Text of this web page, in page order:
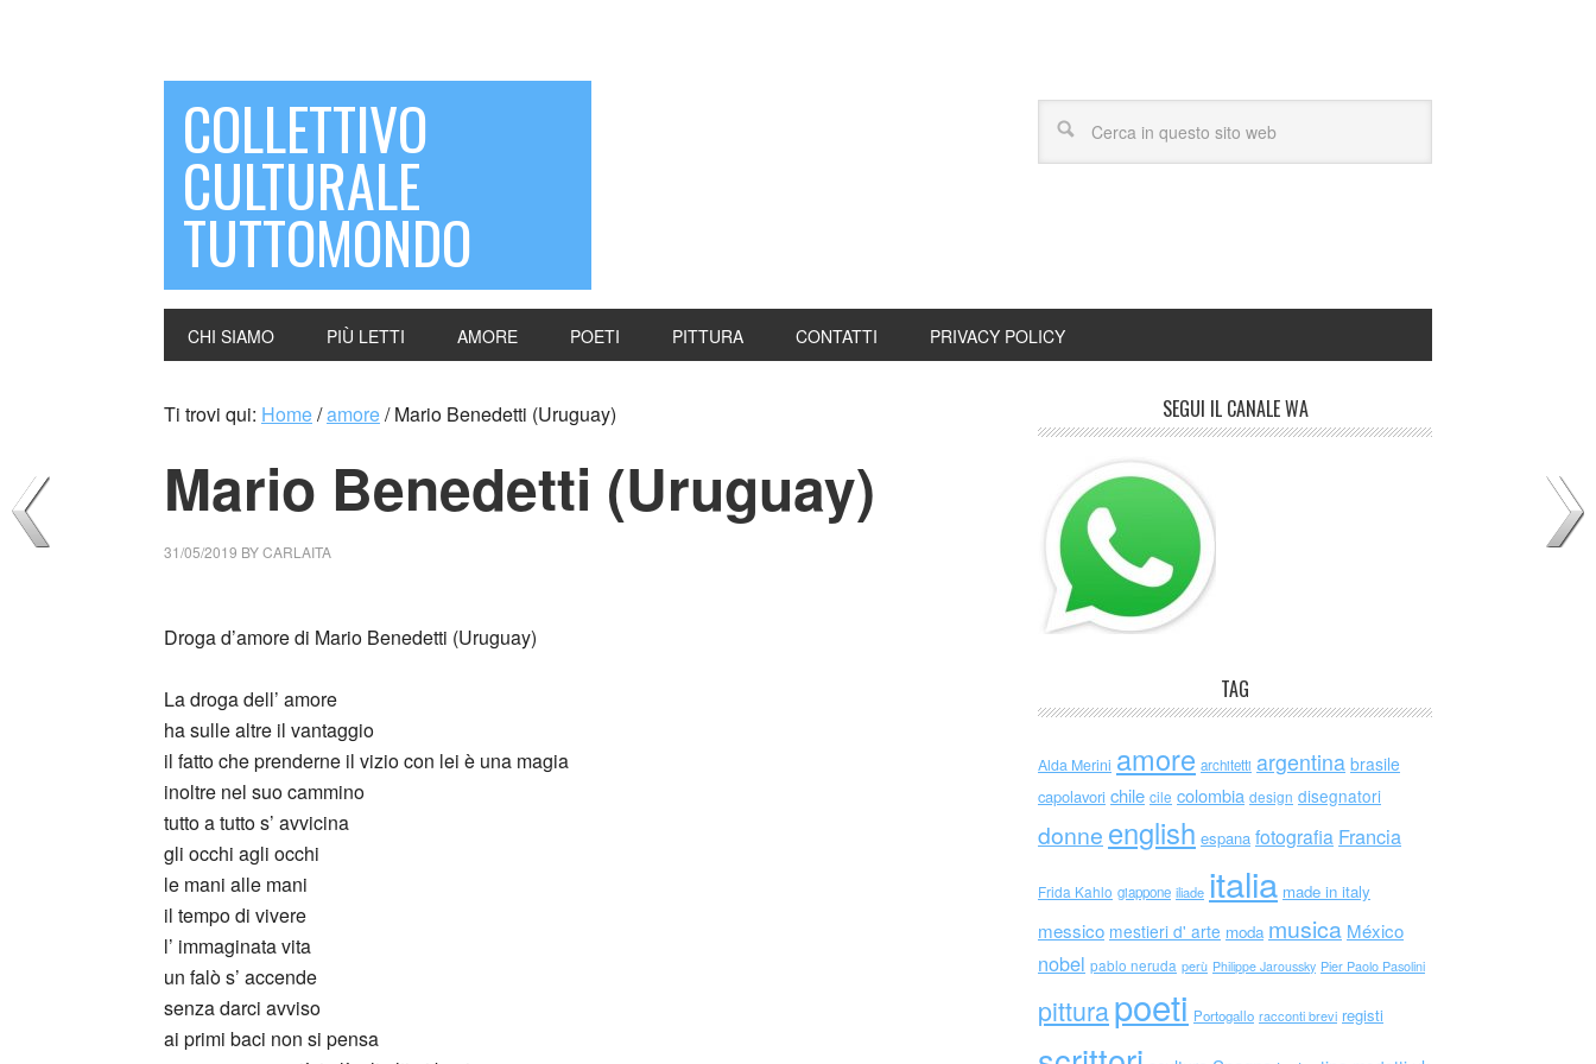
COLLETTIVO
CULTURALE
TUTTOMONDO
CHI SIAMO PIÙ LETTI AMORE POETI PITTURA CONTATTI PRIVACY POLICY
Ti trovi qui: Home/amore/Mario Benedetti (Uruguay)
Mario Benedetti (Uruguay)
31/05/2019 BYCARLAITA
Droga d’amore di Mario Benedetti (Uruguay)
La droga dell’ amore
ha sulle altre il vantaggio
il fatto che prenderne il vizio con lei è una magia
inoltre nel suo cammino
tutto a tutto s’ avvicina
gli occhi agli occhi
le mani alle mani
il tempo di vivere
l’ immaginata vita
un falò s’ accende
senza darci avviso
ai primi baci non si pensa
SEGUI IL CANALE WA
TAG
Alda Merini amore architetti argentina brasile
capolavori chile cile colombia design disegnatori
donne english espana fotografia Francia
Frida Kahlo giappone iliade italia made in italy
messico mestieri d' arte moda musica México
nobel pablo neruda perù Philippe Jaroussky Pier Paolo Pasolini
pitturapoeti Portogallo racconti brevi registi